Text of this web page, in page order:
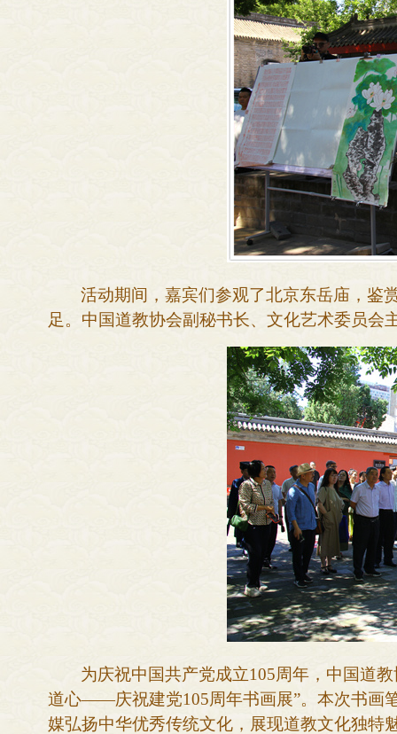
活动期间，嘉宾们参观了北京东岳庙， 鉴
足 。中国道教协会副秘书长、文化艺术委员会
为庆祝中国共产党成立105周年，中国道
道心——庆祝建党105周年书画展”。本次书画
媒弘扬中华优秀传统文化，展现道教文化独特